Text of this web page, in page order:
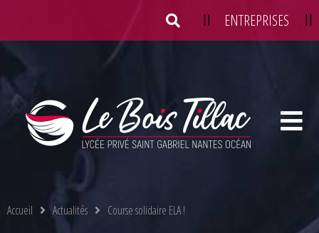
|| ENTREPRISES ||
Accueil Actualités Course solidaire ELA !